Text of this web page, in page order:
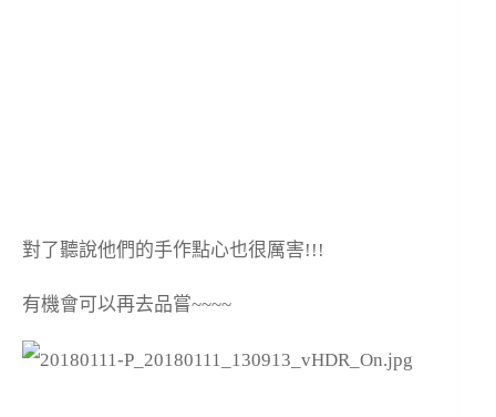
對了聽說他們的手作點心也很厲害!!!
有機會可以再去品嘗~~~~